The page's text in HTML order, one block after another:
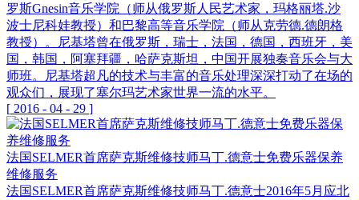
罗斯Gnesin音乐学院（师从俄罗斯人民艺术家，玛格丽塔.沙
波士尼科娃教授）和巴黎高等音乐学院（师从克劳德.德朗格
教授）。尼基塔曾在俄罗斯，瑞士，法国，德国，西班牙，美
国，韩国，阿塞拜疆，哈萨克斯坦，中国开展独奏音乐会与大
师班。尼基塔超凡的技术与丰富的音乐处理深深打动了在场的
观众们，展现了塞尔玛艺术家世界一流的水平。
[ 2016 - 04 - 29 ]
法国SELMER首席萨克斯维修技师马丁.德意士免费乐器保养
维修服务
法国SELMER首席萨克斯维修技师马丁.德意士2016年5月应北